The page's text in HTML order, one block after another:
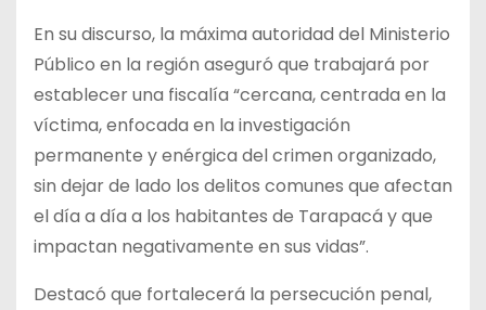
En su discurso, la máxima autoridad del Ministerio
Público en la región aseguró que trabajará por
establecer una fiscalía “cercana, centrada en la
víctima, enfocada en la investigación
permanente y enérgica del crimen organizado,
sin dejar de lado los delitos comunes que afectan
el día a día a los habitantes de Tarapacá y que
impactan negativamente en sus vidas”.
Destacó que fortalecerá la persecución penal,